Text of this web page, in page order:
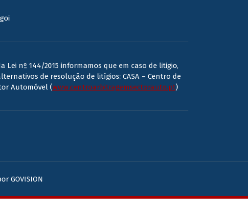
Lei nº 144/2015 informamos que em caso de litigio,
de resolução de litígios: CASA – Centro de
Automóvel (www.centroarbitragemsectorauto.pt)
GOVISION